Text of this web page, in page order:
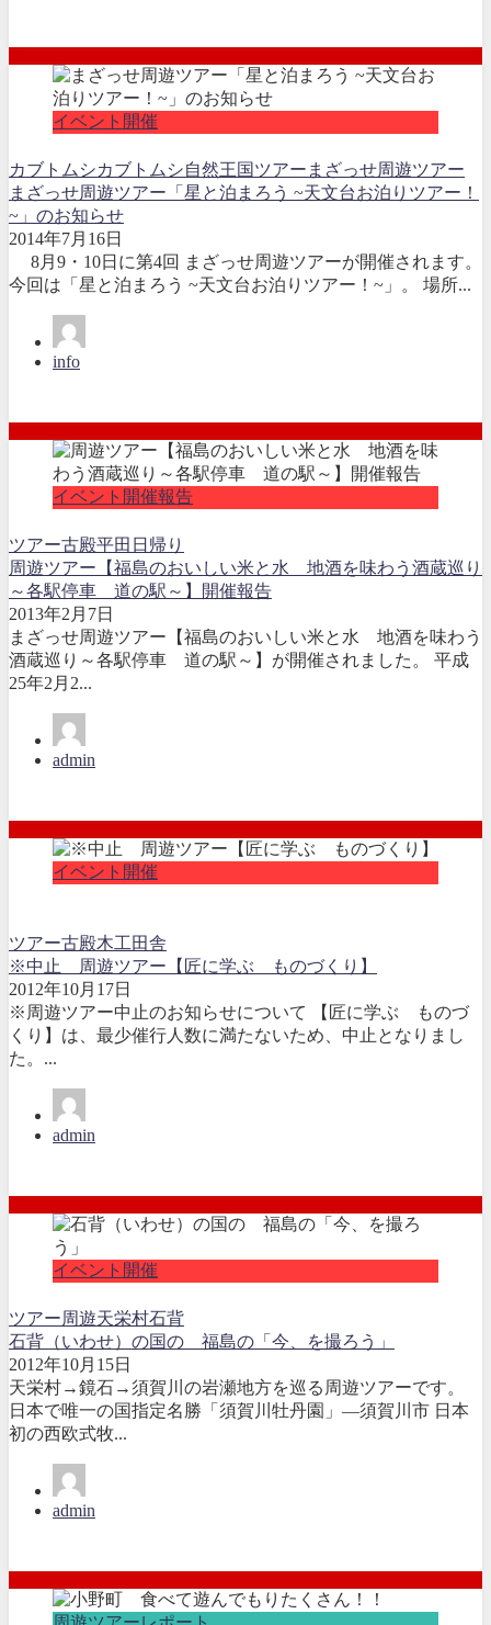
イベント開催
カブトムシカブトムシ自然王国 ツアー まざっせ周遊ツアー
まざっせ周遊ツアー「星と泊まろう ~天文台お泊りツアー！
~」のお知らせ
2014年7月16日
8月9・10日に第4回 まざっせ周遊ツアーが開催されます。
今回は「星と泊まろう ~天文台お泊りツアー！~」。 場所...
info
イベント開催報告
ツアー古殿平田 日帰り
周遊ツアー【福島のおいしい米と水 地酒を味わう酒蔵巡り
～各駅停車 道の駅～】開催報告
2013年2月7日
まざっせ周遊ツアー【福島のおいしい米と水 地酒を味わう
酒蔵巡り～各駅停車 道の駅～】が開催されました。 平成
25年2月2...
admin
イベント開催
ツアー古殿木工 田舎
※中止 周遊ツアー【匠に学ぶ ものづくり】
2012年10月17日
※周遊ツアー中止のお知らせについて 【匠に学ぶ ものづ
くり】は、最少催行人数に満たないため、中止となりまし
た。...
admin
イベント開催
ツアー周遊天栄村石背
石背（いわせ）の国の 福島の「今、を撮ろう」
2012年10月15日
天栄村→鏡石→須賀川の岩瀬地方を巡る周遊ツアーです。
日本で唯一の国指定名勝「須賀川牡丹園」―須賀川市 日本
初の西欧式牧...
admin